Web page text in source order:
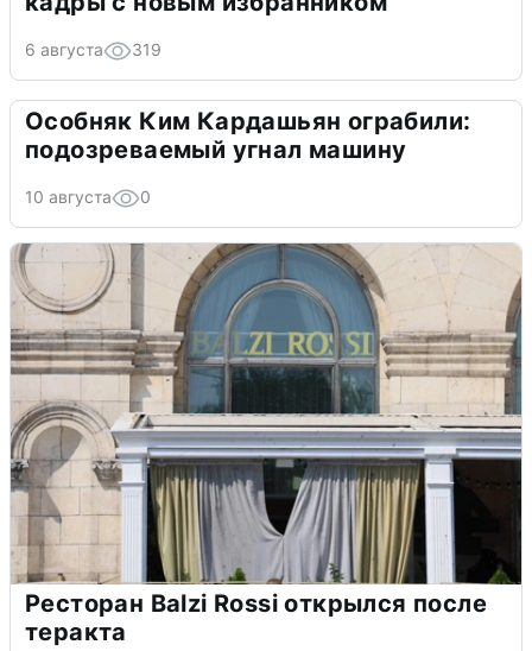
6 августа 319
Особняк Ким Кардашьян ограбили:
подозреваемый угнал машину
10 августа 0
Ресторан Balzi Rossi открылся после
теракта